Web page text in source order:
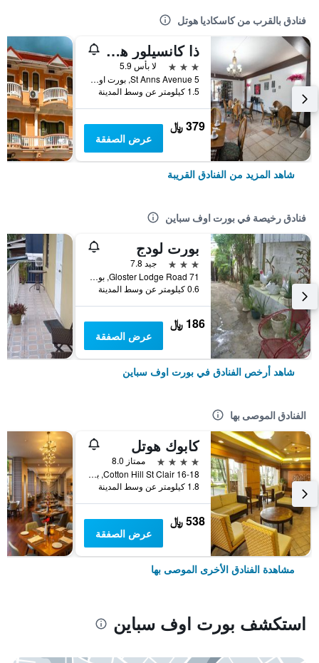
فنادق بالقرب من كاسكاديا هوتل
ذا كانسيلور هوتل
3 نجوم
لا بأس 5.9
5 St Anns Avenue, بورت اوف سباين, ترينيداد وتوباغو
1.5 كيلومتر عن وسط المدينة
379 ﷼
عرض الصفقة
شاهد المزيد من الفنادق القريبة
فنادق رخيصة في بورت اوف سباين
بورت لودج
3 نجوم
جيد 7.8
71 Gloster Lodge Road, بورت اوف سباين, ترينيداد وتوباغو
0.6 كيلومتر عن وسط المدينة
186 ﷼
عرض الصفقة
شاهد أرخص الفنادق في بورت اوف سباين
الفنادق الموصى بها
كابوك هوتل
4 نجوم
ممتاز 8.0
16-18 Cotton Hill St Clair, بورت اوف سباين, ترينيداد وتوباغو
1.8 كيلومتر عن وسط المدينة
538 ﷼
عرض الصفقة
مشاهدة الفنادق الأخرى الموصى بها
استكشف بورت اوف سباين